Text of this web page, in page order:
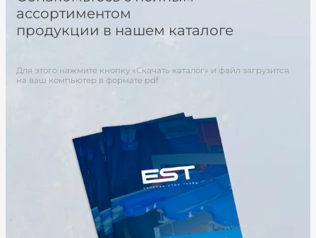
ассортиментом
продукции в нашем каталоге
Для этого нажмите кнопку «Скачать каталог» и файл загрузится
на ваш компьютер в формате pdf